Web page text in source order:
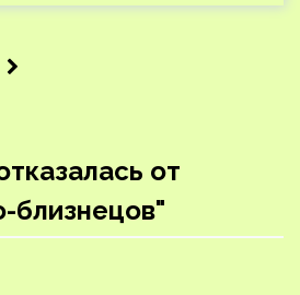
от
близнецов"